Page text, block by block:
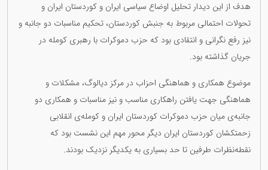
هدف از این دیدار تحلیل اوضاع سیاسی ایران و کوردستان ایران و
تحولات احتمالی مربوط بە جنبش کوردستان، تحکیم مناسبات دو جانبە و
نیز رفع نگرانی و انتقادی بود کە حزب دموکرات با رهبری کوملە در
جریان گذاشتە بود.
موضوع همکاری و هماهنگی احزاب در مرکز دیالوگ، مشکلات و
هماهنگی جهت یافتن راهکاری مناسب و نیز مناسبات و همکاری دو
جانبەی میان حزب دموکرات کوردستان ایران و کوملەی انقلابی
زحمتکشان کوردستان ایران دیگر محور مهم این نشست بود کە
نقطەنظرات طرفین تا حد بسیاری بە یکدیگر نزدیک بودند.